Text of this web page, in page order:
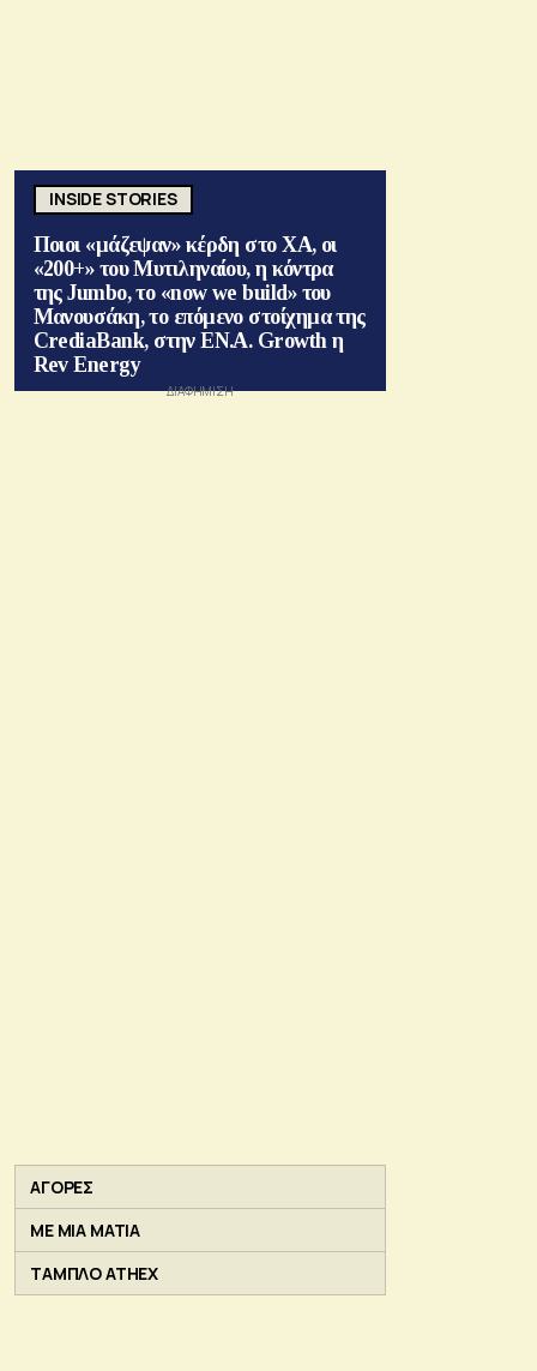
INSIDE STORIES
Ποιοι «μάζεψαν» κέρδη στο ΧΑ, οι
«200+» του Μυτιληναίου, η κόντρα
της Jumbo, το «now we build» του
Μανουσάκη, το επόμενο στοίχημα της
CrediaBank, στην ΕΝ.Α. Growth η
Rev Energy
ΑΓΟΡΕΣ
ΜΕ ΜΙΑ ΜΑΤΙΑ
ΤΑΜΠΛΟ ATHEX